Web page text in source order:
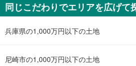
マ
イ
ペ
に
同じこだわりでエリアを広げて
兵庫県の1,000万円以下の土地
尼崎市の1,000万円以下の土地